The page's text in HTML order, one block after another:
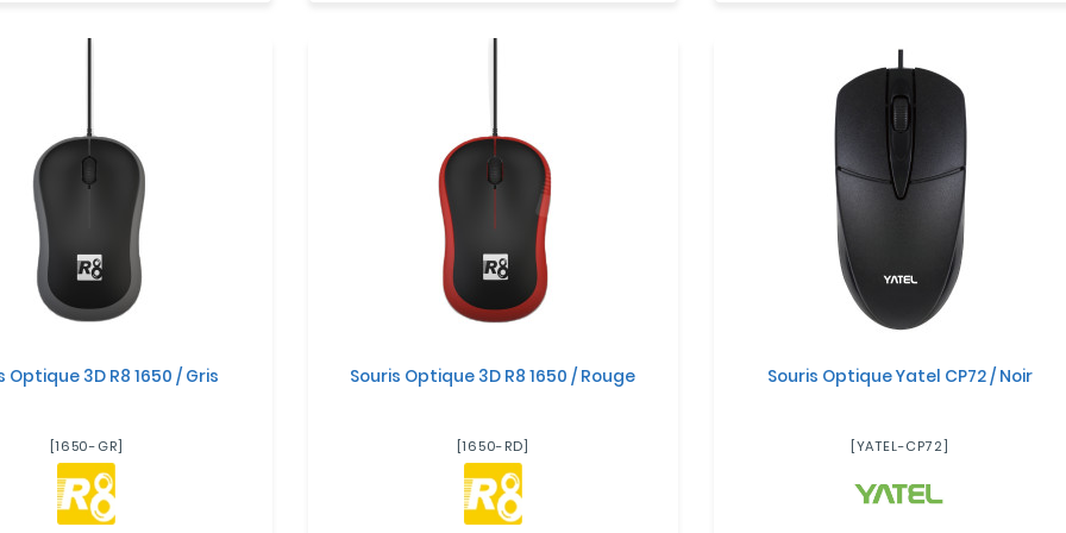
Optique 3D R8 1650 / Gris
[1650-GR]
Souris Optique 3D R8 1650 / Rouge
[1650-RD]
Souris Optique Yatel CP72 / Noir
[YATEL-CP72]